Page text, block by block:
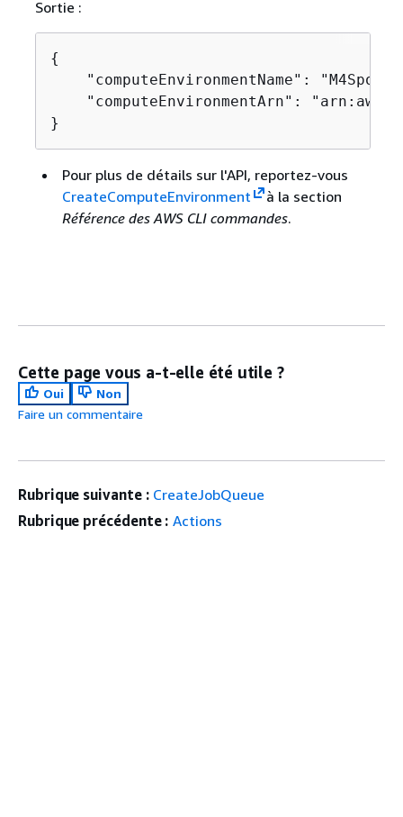
Sortie :
{
    "computeEnvironmentName": "M4Spot",
"computeEnvironmentArn":
}
Pour plus de détails sur l'API, reportez-vous
CreateComputeEnvironment
à la section
Référence des AWS CLI commandes.
Cette page vous a-t-elle été utile ?
Oui
Non
Faire un commentaire
Rubrique suivante : CreateJobQueue
Rubrique précédente : Actions